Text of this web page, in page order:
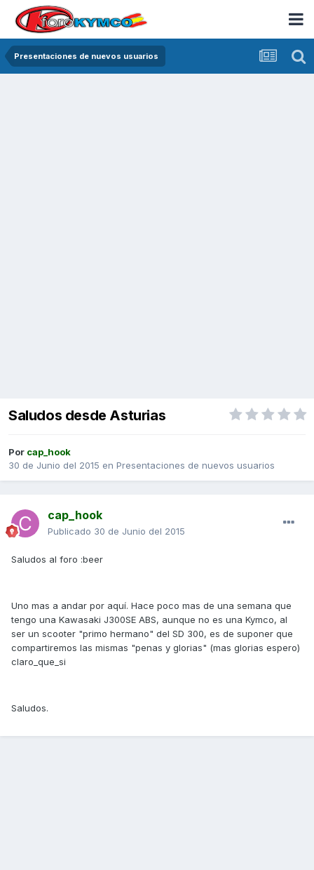
Presentaciones de nuevos usuarios
Saludos desde Asturias
Por cap_hook
30 de Junio del 2015 en Presentaciones de nuevos usuarios
cap_hook
Publicado 30 de Junio del 2015
Saludos al foro :beer
Uno mas a andar por aquí. Hace poco mas de una semana que
tengo una Kawasaki J300SE ABS, aunque no es una Kymco, al
ser un scooter "primo hermano" del SD 300, es de suponer que
compartiremos las mismas "penas y glorias" (mas glorias espero)
claro_que_si
Saludos.